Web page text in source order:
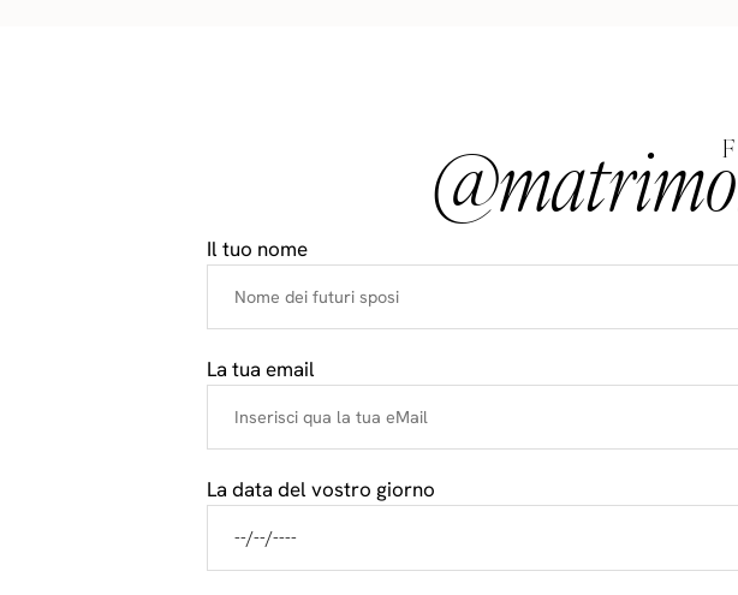
Il tuo nome
La tua email
La data del vostro giorno